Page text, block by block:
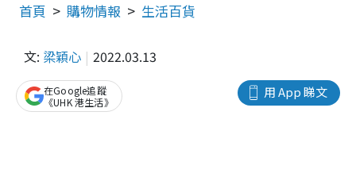
首頁 購物情報 生活百貨
文: 梁穎心 2022.03.13
用 App 睇文
在Google追蹤
《UHK 港生活》